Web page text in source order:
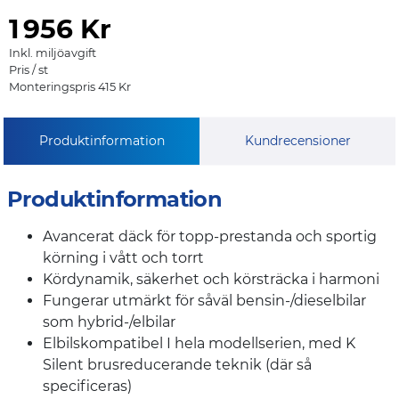
1956 Kr
Inkl. miljöavgift
Pris / st
Monteringspris 415 Kr
Produktinformation Kundrecensioner
Produktinformation
Avancerat däck för topp-prestanda och sportig
körning i vått och torrt
Kördynamik, säkerhet och körsträcka i harmoni
Fungerar utmärkt för såväl bensin-/dieselbilar
som hybrid-/elbilar
Elbilskompatibel I hela modellserien, med K
Silent brusreducerande teknik (där så
specificeras)